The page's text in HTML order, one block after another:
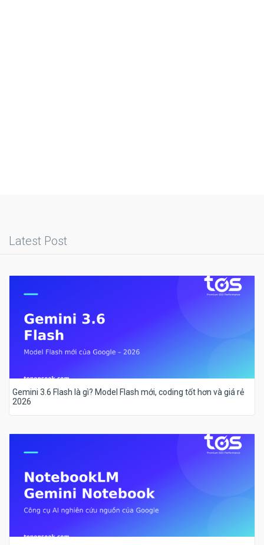
Latest Post
Gemini 3.6 Flash là gì? Model Flash mới, coding tốt hơn và giá rẻ
2026